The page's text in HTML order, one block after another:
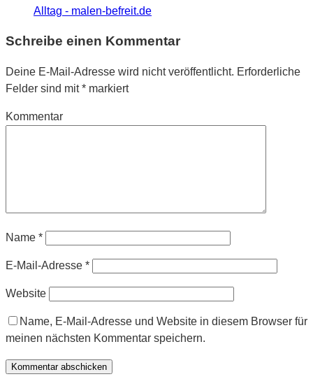
Alltag - malen-befreit.de
Schreibe einen Kommentar
Deine E-Mail-Adresse wird nicht veröffentlicht. Erforderliche
Felder sind mit* markiert
Kommentar
Name *
E-Mail-Adresse *
Website
Name, E-Mail-Adresse und Website in diesem Browser für
meinen nächsten Kommentar speichern.